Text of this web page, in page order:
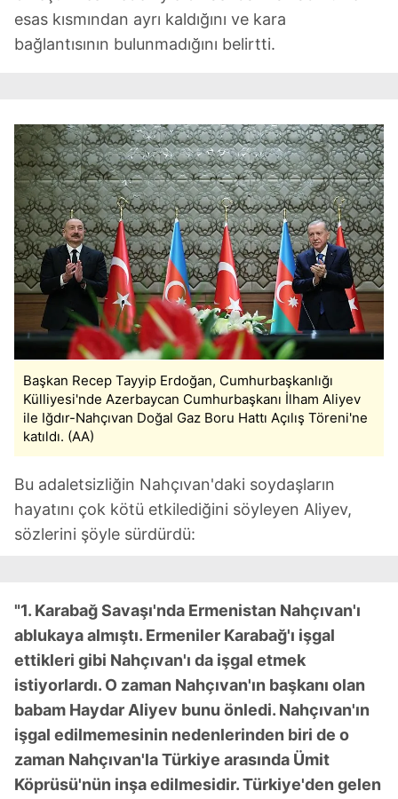
esas kısmından ayrı kaldığını ve kara
bağlantısının bulunmadığını belirtti.
Başkan Recep Tayyip Erdoğan, Cumhurbaşkanlığı
Külliyesi'nde Azerbaycan Cumhurbaşkanı İlham Aliyev
ile Iğdır-Nahçıvan Doğal Gaz Boru Hattı Açılış Töreni'ne
katıldı. (AA)
Bu adaletsizliğin Nahçıvan'daki soydaşların
hayatını çok kötü etkilediğini söyleyen Aliyev,
sözlerini şöyle sürdürdü:
"1. Karabağ Savaşı'nda Ermenistan Nahçıvan'ı
ablukaya almıştı. Ermeniler Karabağ'ı işgal
ettikleri gibi Nahçıvan'ı da işgal etmek
istiyorlardı. O zaman Nahçıvan'ın başkanı olan
babam Haydar Aliyev bunu önledi. Nahçıvan'ın
işgal edilmemesinin nedenlerinden biri de o
zaman Nahçıvan'la Türkiye arasında Ümit
Köprüsü'nün inşa edilmesidir. Türkiye'den gelen